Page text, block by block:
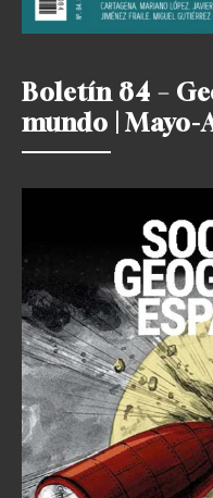
Boletín 84 –
mundo | Mayo-